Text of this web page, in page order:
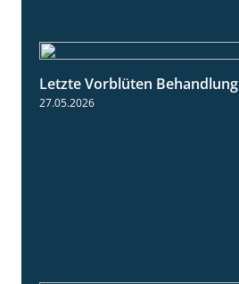
Letzte Vorblüten Behandlung
27.05.2026